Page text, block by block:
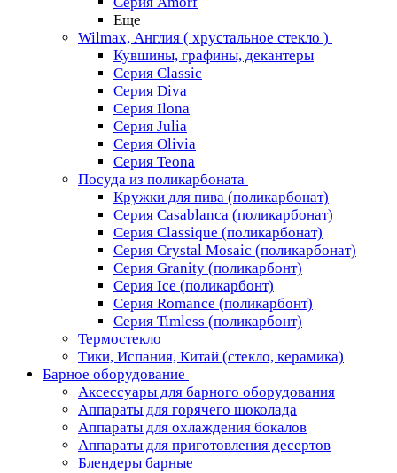
Еще
Wilmax, Англия ( хрустальное стекло )
Кувшины, графины, декантеры
Серия Classic
Серия Diva
Серия Ilona
Серия Julia
Серия Olivia
Серия Teona
Посуда из поликарбоната
Кружки для пива (поликарбонат)
Серия Casablanсa (поликарбонат)
Серия Classique (поликарбонат)
Серия Crystal Mosaic (поликарбонат)
Серия Granity (поликарбонт)
Серия Ice (поликарбонт)
Серия Romance (поликарбонт)
Серия Timless (поликарбонт)
Термостекло
Тики, Испания, Китай (стекло, керамика)
Барное оборудование
Аксессуары для барного оборудования
Аппараты для горячего шоколада
Аппараты для охлаждения бокалов
Аппараты для приготовления десертов
Блендеры барные